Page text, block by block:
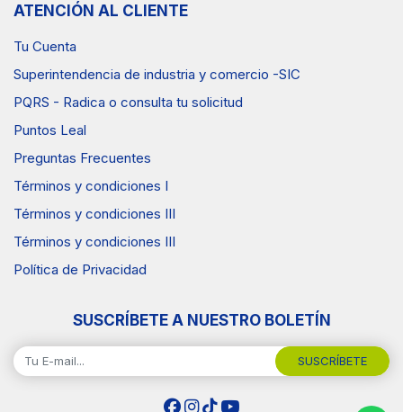
ATENCIÓN AL CLIENTE
Tu Cuenta
Superintendencia de industria y comercio -SIC
PQRS - Radica o consulta tu solicitud
Puntos Leal
Preguntas Frecuentes
Términos y condiciones I
Términos y condiciones III
Términos y condiciones III
Política de Privacidad
SUSCRÍBETE A NUESTRO BOLETÍN
SUSCRÍBETE